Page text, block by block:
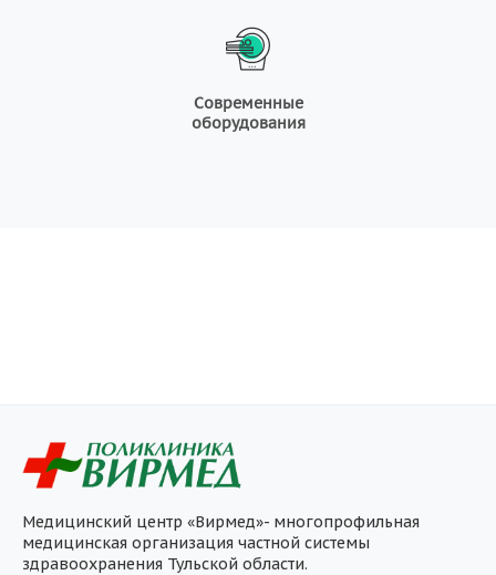
Современные
оборудования
Медицинский центр «Вирмед»- многопрофильная
медицинская организация частной системы
здравоохранения Тульской области.